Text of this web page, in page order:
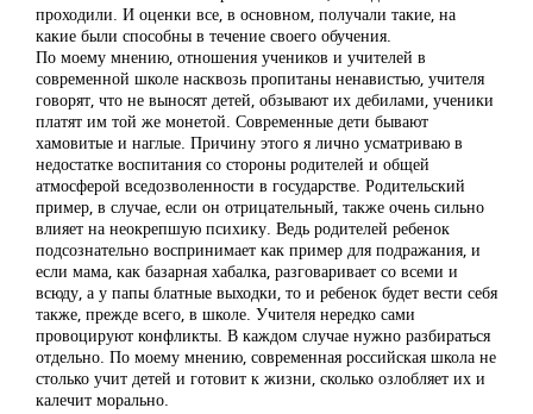
проходили. И оценки все, в основном, получали такие, на
какие были способны в течение своего обучения.
По моему мнению, отношения учеников и учителей в
современной школе насквозь пропитаны ненавистью, учителя
говорят, что не выносят детей, обзывают их дебилами, ученики
платят им той же монетой. Современные дети бывают
хамовитые и наглые. Причину этого я лично усматриваю в
недостатке воспитания со стороны родителей и общей
атмосферой вседозволенности в государстве. Родительский
пример, в случае, если он отрицательный, также очень сильно
влияет на неокрепшую психику. Ведь родителей ребенок
подсознательно воспринимает как пример для подражания, и
если мама, как базарная хабалка, разговаривает со всеми и
всюду, а у папы блатные выходки, то и ребенок будет вести себя
также, прежде всего, в школе. Учителя нередко сами
провоцируют конфликты. В каждом случае нужно разбираться
отдельно. По моему мнению, современная российская школа не
столько учит детей и готовит к жизни, сколько озлобляет их и
калечит морально.